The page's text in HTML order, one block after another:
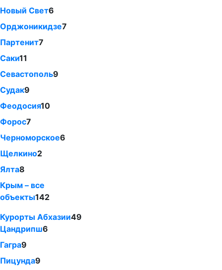
Новый Свет6
Орджоникидзе7
Партенит7
Саки11
Севастополь9
Судак9
Феодосия10
Форос7
Черноморское6
Щелкино2
Ялта8
Крым – все
объекты142
Курорты Абхазии49
Цандрипш6
Гагра9
Пицунда9